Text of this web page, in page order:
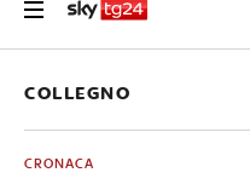
COLLEGNO
CRONACA